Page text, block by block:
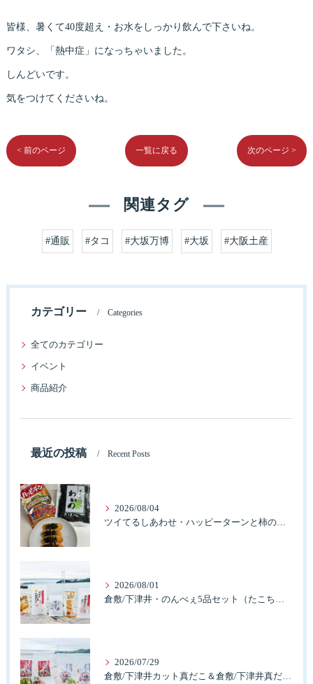
皆様、暑くて40度超え・お水をしっかり飲んで下さいね。
ワタシ、「熱中症」になっちゃいました。
しんどいです。
気をつけてくださいね。
< 前のページ 一覧に戻る 次のページ >
関連タグ
#通販 #タコ #大坂万博 #大坂 #大阪土産
カテゴリー Categories
全てのカテゴリー
イベント
商品紹介
最近の投稿 Recent Posts
2026/08/04
ツイてるしあわせ・ハッピーターンと柿の種とそふとわかめふりかけとタコふりかけ・ハッピーコラボレーション
2026/08/01
倉敷/下津井・のんべぇ5品セット（たこちく、たこ玉、味付のり、串酢だこ、味付けけやわらか真だこチーズ）3歳のお子様も大好きなんですよ。
2026/07/29
倉敷/下津井カット真だこ＆倉敷/下津井真だこ唐揚げ・セット人気です。